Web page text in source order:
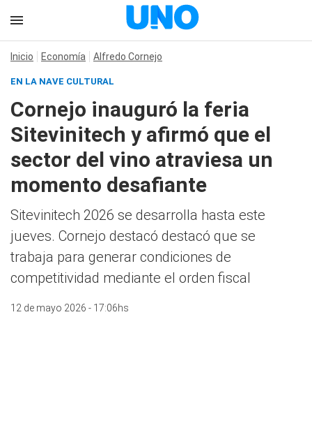
Inicio Economía Alfredo Cornejo
EN LA NAVE CULTURAL
Cornejo inauguró la feria
Sitevinitech y afirmó que el
sector del vino atraviesa un
momento desafiante
Sitevinitech 2026 se desarrolla hasta este
jueves. Cornejo destacó destacó que se
trabaja para generar condiciones de
competitividad mediante el orden fiscal
12 de mayo 2026 - 17:06hs